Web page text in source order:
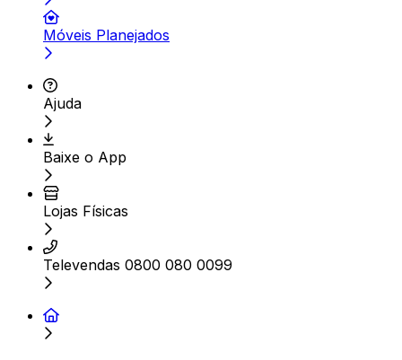
Móveis Planejados
Ajuda
Baixe o App
Lojas Físicas
Televendas 0800 080 0099